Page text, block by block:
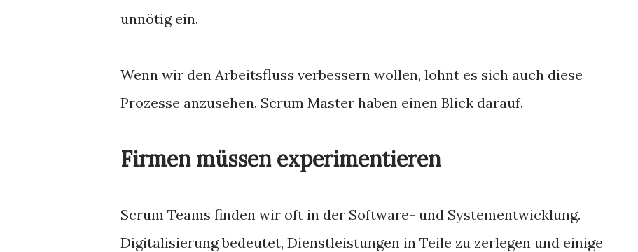
unnötig ein.
Wenn wir den Arbeitsfluss verbessern wollen, lohnt es sich auch diese
Prozesse anzusehen. Scrum Master haben einen Blick darauf.
Firmen müssen experimentieren
Scrum Teams finden wir oft in der Software- und Systementwicklung.
Digitalisierung bedeutet, Dienstleistungen in Teile zu zerlegen und einige